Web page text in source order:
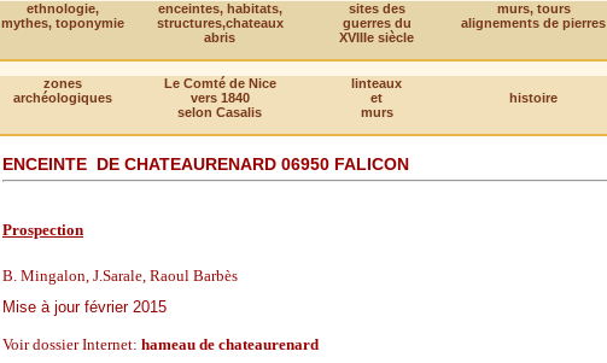
ethnologie,
mythes, toponymie
enceintes, habitats,
structures,chateaux
abris
sites des
guerres du
XVIIIe siècle
murs, tours
alignements de pierres
zones
archéologiques
Le Comté de Nice
vers 1840
selon Casalis
linteaux
et
murs
histoire
ENCEINTE DE CHATEAURENARD 06950 FALICON
Prospection
B. Mingalon, J.Sarale, Raoul Barbès
Mise à jour février 2015
Voir dossier Internet: hameau de chateaurenard